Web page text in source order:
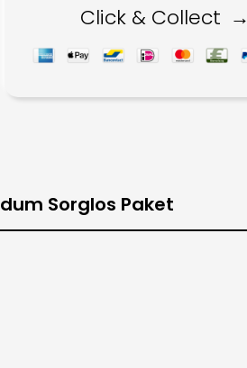
Click & Collect
Sorglos Paket